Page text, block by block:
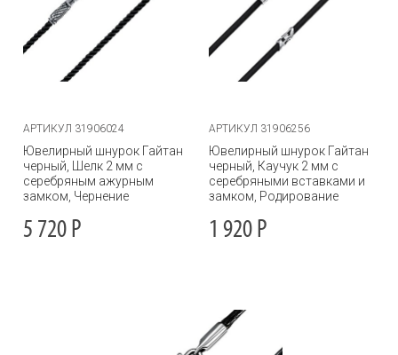
АРТИКУЛ 31906024
Ювелирный шнурок Гайтан
черный, Шелк 2 мм с
серебряным ажурным
замком, Чернение
5 720 Р
АРТИКУЛ 31906256
Ювелирный шнурок Гайтан
черный, Каучук 2 мм с
серебряными вставками и
замком, Родирование
1 920 Р